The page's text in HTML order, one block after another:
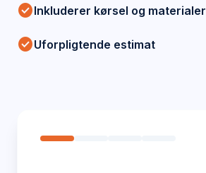
check_circleInkluderer kørsel og materialer
check_circleUforpligtende estimat